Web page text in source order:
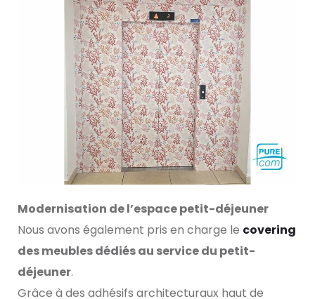
Modernisation de l’espace petit-déjeuner
Nous avons également pris en charge le covering
des meubles dédiés au service du petit-
déjeuner.
Grâce à des adhésifs architecturaux haut de